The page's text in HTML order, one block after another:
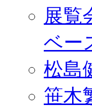
展覧
ベー
松島
笹木